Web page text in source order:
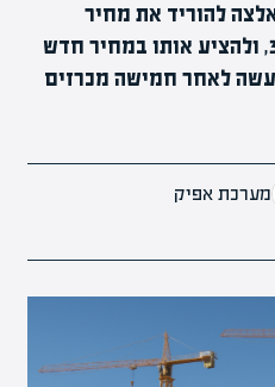
להוריד את מחיר
המגרש ברחוב הירקון ב-34%, ולהציע אותו במחיר חדש
נעשה לאחר חמישה מכרזים
מערכת אפיק